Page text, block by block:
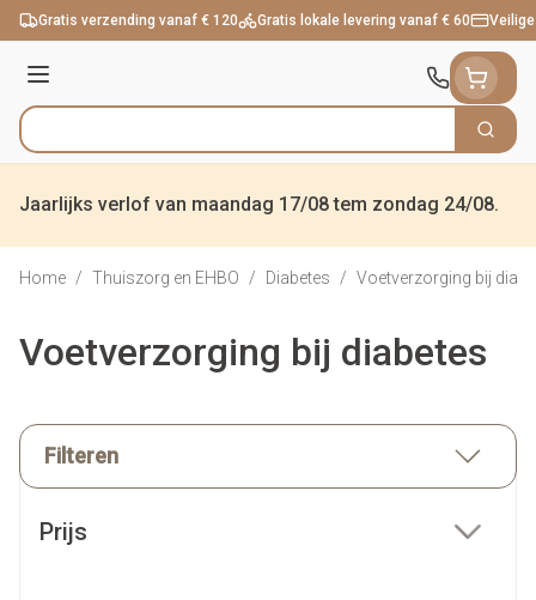
Ga naar de inhoud
Gratis verzending vanaf € 120 Gratis lokale levering vanaf € 60
Menu
Product, merk, categorie... Zoek
Jaarlijks verlof van maandag 17/08 tem zondag 24/08.
Home / Thuiszorg en EHBO / Diabetes / Voetverzorging bij
Voetverzorging bij diabetes
Filteren
Prijs